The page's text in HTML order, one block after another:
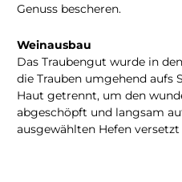
Genuss bescheren.
Weinausbau
Das Traubengut wurde in
die Trauben umgehend aufs
Haut getrennt, um den
abgeschöpft und langsam
ausgewählten Hefen